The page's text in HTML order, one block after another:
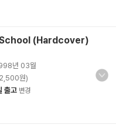
(Hardcover)
년 03월
원)
출고 변경